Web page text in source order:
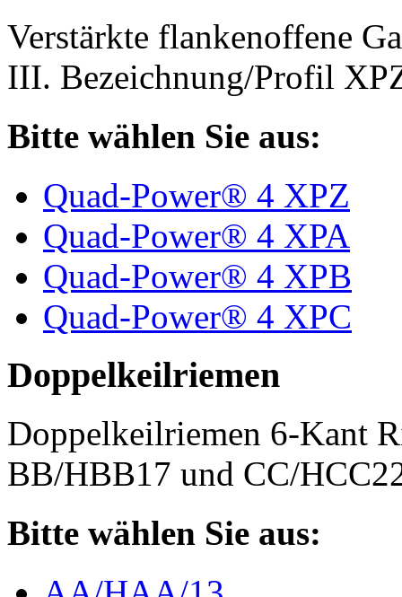
Verstärkte flankenoffene
III. Bezeichnung/Profil
Bitte wählen Sie aus:
Quad-Power® 4 XPZ
Quad-Power® 4 XPA
Quad-Power® 4 XPB
Quad-Power® 4 XPC
Doppelkeilriemen
Doppelkeilriemen 6-Kant
BB/HBB17 und CC/
Bitte wählen Sie aus: